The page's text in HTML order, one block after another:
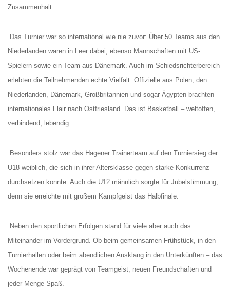
Zusammenhalt.
Das Turnier war so international wie nie zuvor: Über 50 Teams aus den
Niederlanden waren in Leer dabei, ebenso Mannschaften mit US-
Spielern sowie ein Team aus Dänemark. Auch im Schiedsrichterbereich
erlebten die Teilnehmenden echte Vielfalt: Offizielle aus Polen, den
Niederlanden, Dänemark, Großbritannien und sogar Ägypten brachten
internationales Flair nach Ostfriesland. Das ist Basketball – weltoffen,
verbindend, lebendig.
Besonders stolz war das Hagener Trainerteam auf den Turniersieg der
U18 weiblich, die sich in ihrer Altersklasse gegen starke Konkurrenz
durchsetzen konnte. Auch die U12 männlich sorgte für Jubelstimmung,
denn sie erreichte mit großem Kampfgeist das Halbfinale.
Neben den sportlichen Erfolgen stand für viele aber auch das
Miteinander im Vordergrund. Ob beim gemeinsamen Frühstück, in den
Turnierhallen oder beim abendlichen Ausklang in den Unterkünften – das
Wochenende war geprägt von Teamgeist, neuen Freundschaften und
jeder Menge Spaß.